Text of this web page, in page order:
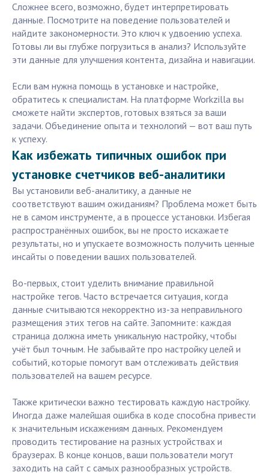
Сложнее всего, возможно, будет интерпретировать
данные. Посмотрите на поведение пользователей и
найдите закономерности. Это ключ к удвоению успеха.
Готовы ли вы глубже погрузиться в анализ? Используйте
эти данные для улучшения контента, дизайна и навигации.
Если вам нужна помощь в установке и настройке,
обратитесь к специалистам. На платформе Workzilla вы
сможете найти экспертов, готовых взяться за ваши
задачи. Объединение опыта и технологий — вот ваш путь
к успеху.
Как избежать типичных ошибок при
установке счетчиков веб-аналитики
Вы установили веб-аналитику, а данные не
соответствуют вашим ожиданиям? Проблема может быть
не в самом инструменте, а в процессе установки. Избегая
распространённых ошибок, вы не просто искажаете
результаты, но и упускаете возможность получить ценные
инсайты о поведении ваших пользователей.
Во-первых, стоит уделить внимание правильной
настройке тегов. Часто встречается ситуация, когда
данные считываются некорректно из-за неправильного
размещения этих тегов на сайте. Запомните: каждая
страница должна иметь уникальную настройку, чтобы
учёт был точным. Не забывайте про настройку целей и
событий, которые помогут вам отслеживать действия
пользователей на вашем ресурсе.
Также критически важно тестировать каждую настройку.
Иногда даже малейшая ошибка в коде способна привести
к значительным искажениям данных. Рекомендуем
проводить тестирование на разных устройствах и
браузерах. В конце концов, ваши пользователи могут
заходить на сайт с самых разнообразных устройств.